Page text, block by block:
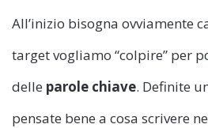
All’inizio bisogna ovviamente
target vogliamo “colpire” per
delle parole chiave. Definite
pensate bene a cosa scrivere